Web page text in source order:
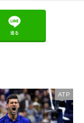
送る
ATP